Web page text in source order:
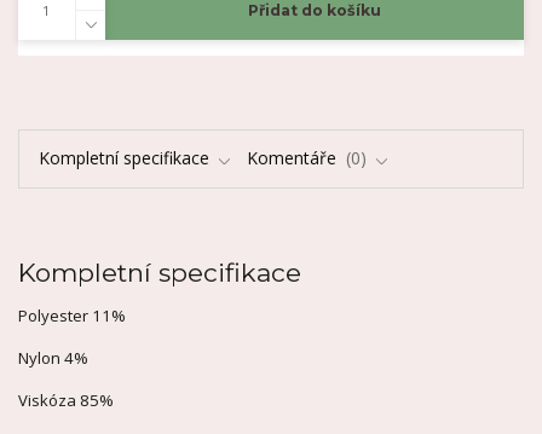
Přidat do košíku
Kompletní specifikace Komentáře 0
Kompletní specifikace
Polyester 11%
Nylon 4%
Viskóza 85%